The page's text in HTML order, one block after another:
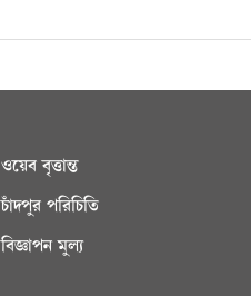
ওয়েব বৃত্তান্ত
চাঁদপুর পরিচিতি
বিজ্ঞাপন মুল্য